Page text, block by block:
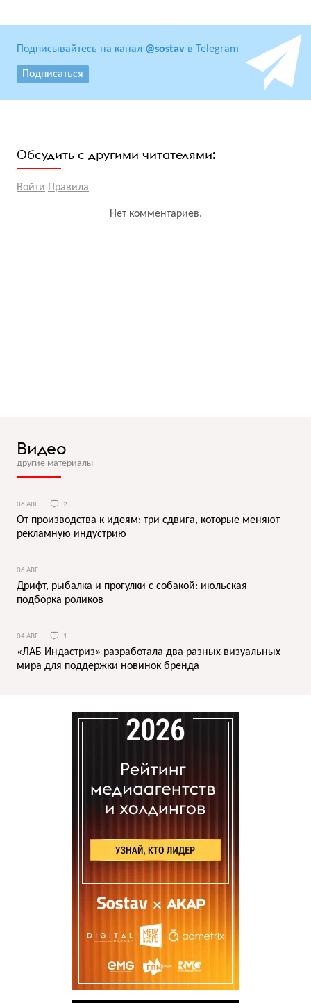
Подписывайтесь на канал @sostav в Telegram
Подписаться
Обсудить с другими читателями:
Войти Правила
Нет комментариев.
Видео
другие материалы
06 АВГ 2
От производства к идеям: три сдвига, которые меняют
рекламную индустрию
06 АВГ
Дрифт, рыбалка и прогулки с собакой: июльская
подборка роликов
04 АВГ 1
«ЛАБ Индастриз» разработала два разных визуальных
мира для поддержки новинок бренда